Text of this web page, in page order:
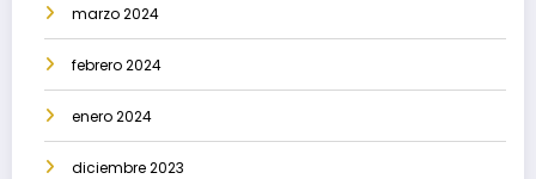
marzo 2024
febrero 2024
enero 2024
diciembre 2023